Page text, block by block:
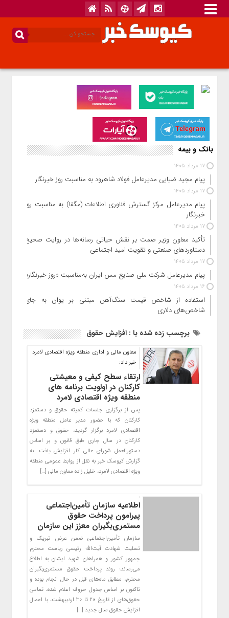
بانک و بیمه
17 مرداد 1405
پیام مجید ضیایی مدیرعامل فولاد شاهرود به مناسبت روز خبرنگار
17 مرداد 1405
پیام مدیرعامل مرکز گسترش فناوری اطلاعات (مگفا) به مناسبت روز
خبرنگار
17 مرداد 1405
تأکید معاون وزیر صمت بر نقش حیاتی رسانه‌ها در روایت صحیح
دستاوردهای صنعتی و تقویت امید اجتماعی
17 مرداد 1405
پیام مدیرعامل شرکت ملی صنایع مس ایران به‌مناسبت «روز خبرنگار»
16 مرداد 1405
استفاده از شاخص قیمت سنگ‌آهن مبتنی بر یوان به جای
شاخص‌های دلاری
برچسب زده شده با : افزایش حقوق
معاون مالی و اداری منطقه ویژه اقتصادی لامرد
خبر داد:
ارتقاء سطح کیفی و معیشتی
کارکنان در اولویت برنامه های
منطقه ویژه اقتصادی لامرد
پس از برگزاری جلسات کمیته حقوق و دستمزد
کارکنان که با حضور مدیر عامل منطقه ویژه
اقتصادی لامرد برگزار گردید، حقوق و دستمزد
کارکنان در سال جاری طبق قانون و بر اساس
دستورالعمل شورای عالی کار افزایش یافت. به
گزارش کیوسک خبر به نقل از روابط عمومی منطقه
ویژه اقتصادی لامرد، خلیل زاده معاون مالی […]
اطلاعیه سازمان تأمین‌اجتماعی
پیرامون پرداخت حقوق
مستمری‌بگیران معزز این سازمان
سازمان تأمین‌اجتماعی ضمن عرض تبریک و
تسلیت شهادت آیت‌الله رئیسی ریاست محترم
جمهور کشور و همراهان شهید ایشان به اطلاع
می‌رساند؛ روند پرداخت حقوق مستمری‌بگیران
محترم، مطابق ماه‌های قبل در حال انجام بوده و
تاکنون بر اساس جدول حروف اعلام شده، تمامی
حقوق‌های از تاریخ ۲۰ تا ۳۰ اردیبهشت، با اعمال
افزایش حقوق سال جدید […]